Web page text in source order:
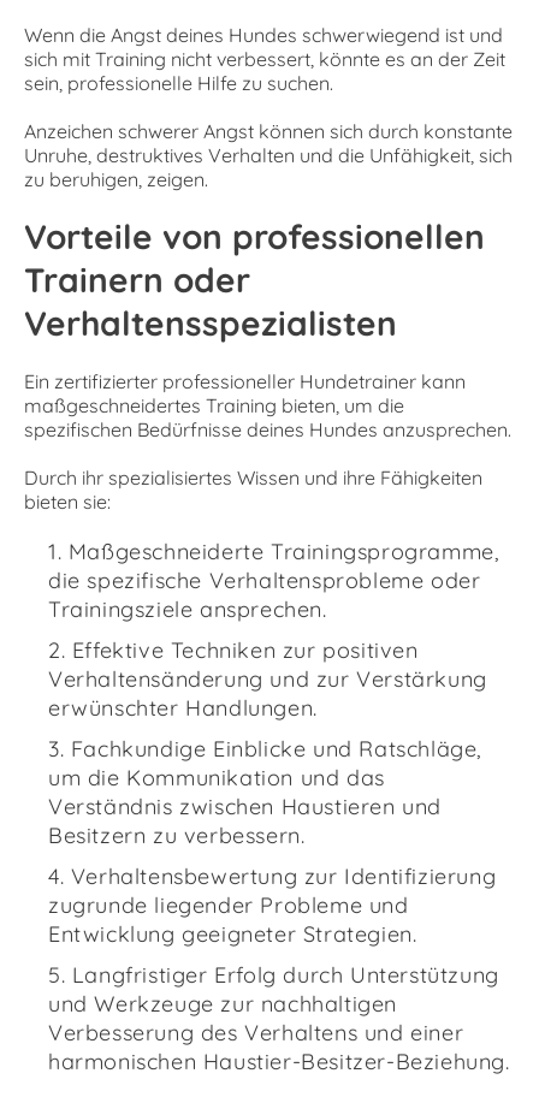
Wenn die Angst deines Hundes schwerwiegend ist und
sich mit Training nicht verbessert, könnte es an der Zeit
sein, professionelle Hilfe zu suchen.
Anzeichen schwerer Angst können sich durch konstante
Unruhe, destruktives Verhalten und die Unfähigkeit, sich
zu beruhigen, zeigen.
Vorteile von professionellen
Trainern oder
Verhaltensspezialisten
Ein zertifizierter professioneller Hundetrainer kann
maßgeschneidertes Training bieten, um die
spezifischen Bedürfnisse deines Hundes anzusprechen.
Durch ihr spezialisiertes Wissen und ihre Fähigkeiten
bieten sie:
Maßgeschneiderte Trainingsprogramme,
die spezifische Verhaltensprobleme oder
Trainingsziele ansprechen.
Effektive Techniken zur positiven
Verhaltensänderung und zur Verstärkung
erwünschter Handlungen.
Fachkundige Einblicke und Ratschläge,
um die Kommunikation und das
Verständnis zwischen Haustieren und
Besitzern zu verbessern.
Verhaltensbewertung zur Identifizierung
zugrunde liegender Probleme und
Entwicklung geeigneter Strategien.
Langfristiger Erfolg durch Unterstützung
und Werkzeuge zur nachhaltigen
Verbesserung des Verhaltens und einer
harmonischen Haustier-Besitzer-Beziehung.